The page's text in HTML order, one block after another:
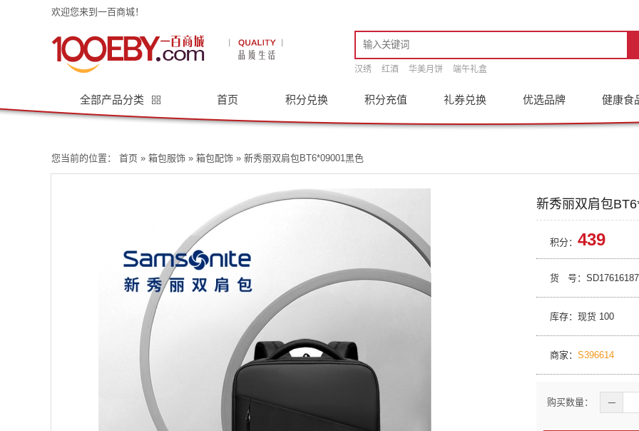
欢迎您来到一百商城！
汉绣 红酒 华美月饼 端午礼盒
全部产品分类 首页 积分兑换 积分充值 礼券兑换 优选品牌 健康食
您当前的位置： 首页 » 箱包服饰 » 箱包配饰 » 新秀丽双肩包BT6*09001黑色
新秀丽双肩包
积分： 439
货 号：
库存：现货 100
商家： S396614
购买数量： ─